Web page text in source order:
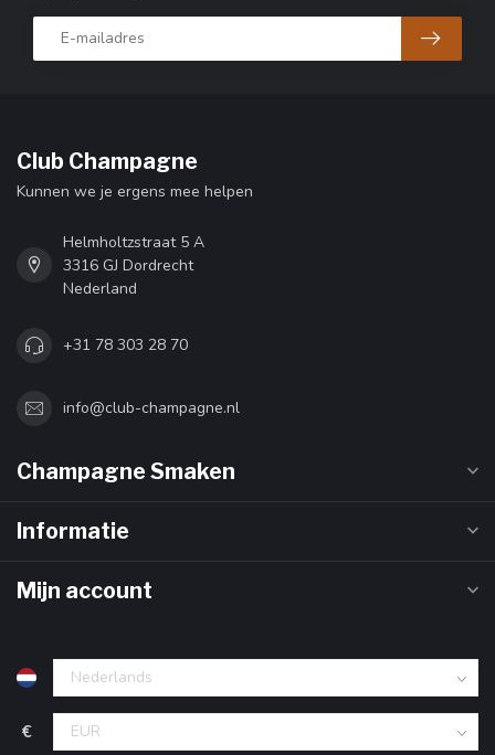
Club Champagne
Kunnen we je ergens mee helpen
Helmholtzstraat 5 A
3316 GJ Dordrecht
Nederland
+31 78 303 28 70
info@club-champagne.nl
Champagne Smaken
Informatie
Mijn account
€